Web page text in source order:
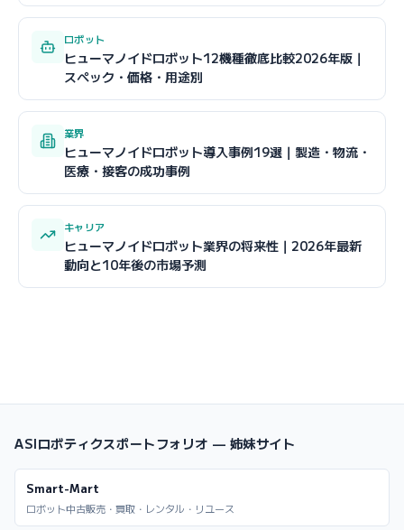
ロボット
ヒューマノイドロボット12機種徹底比較2026年版｜
スペック・価格・用途別
業界
ヒューマノイドロボット導入事例19選｜製造・物流・
医療・接客の成功事例
キャリア
ヒューマノイドロボット業界の将来性｜2026年最新
動向と10年後の市場予測
ASIロボティクスポートフォリオ — 姉妹サイト
Smart-Mart
ロボット中古販売・買取・レンタル・リユース